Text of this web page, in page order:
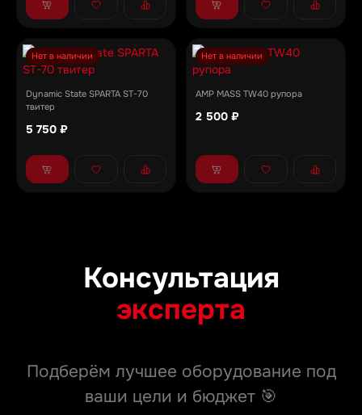
Нет в наличии
Dynamic State SPARTA ST-70
твитер
5 750 ₽
Нет в наличии
AMP MASS TW40 рупора
2 500 ₽
Консультация
эксперта
Подберём лучшее оборудование под
ваши цели и бюджет 🎯